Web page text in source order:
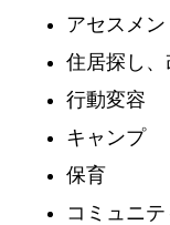
アセスメン
住居探し
行動変容
キャンプ
保育
コミュニ